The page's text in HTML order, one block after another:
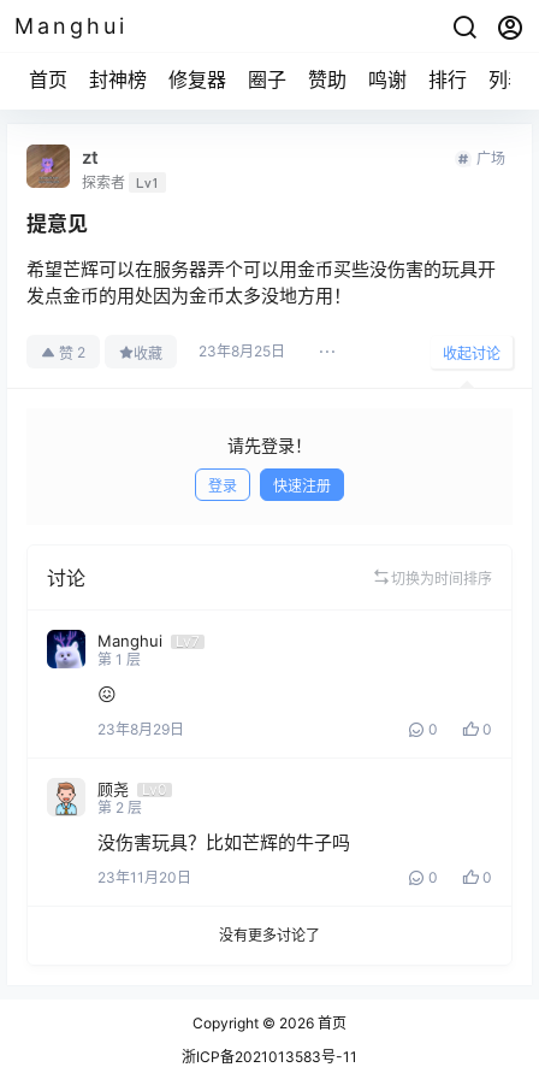
Manghui
首页 封神榜 修复器 圈子 赞助 鸣谢 排行 列表
zt
探索者 Lv1
广场
提意见
希望芒辉可以在服务器弄个可以用金币买些没伤害的玩具开
发点金币的用处因为金币太多没地方用！
赞 2 收藏 23年8月25日 收起讨论
请先登录！
登录 快速注册
讨论 切换为时间排序
Manghui
Lv7
第 1 层
😖
23年8月29日 0 0
顾尧
Lv0
第 2 层
没伤害玩具？比如芒辉的牛子吗
23年11月20日 0 0
没有更多讨论了
Copyright © 2026 首页
浙ICP备2021013583号-11